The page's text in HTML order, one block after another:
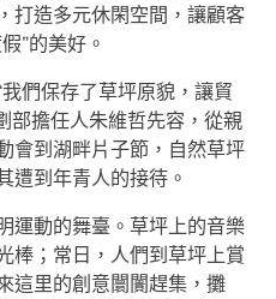
打造多元休閑空間，讓顧客
”的美好。
們保存了草坪原貌，讓貿
部擔任人朱維哲先容，從親
會到湖畔片子節，自然草坪
遭到年青人的接待。
運動的舞臺。草坪上的音樂
棒；常日，人們到草坪上賞
這里的創意闤闠趕集，攤